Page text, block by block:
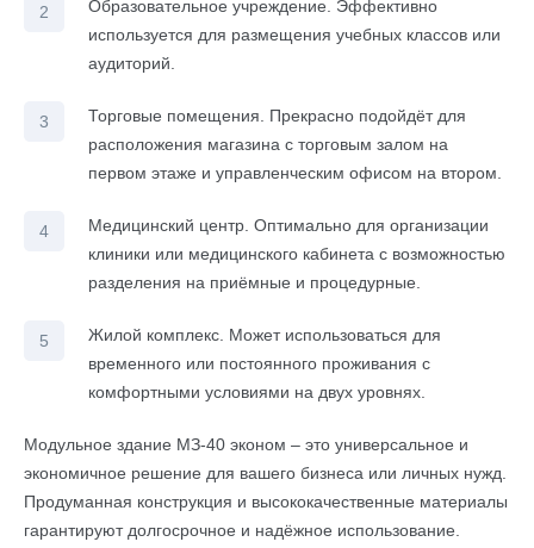
Образовательное учреждение. Эффективно
используется для размещения учебных классов или
аудиторий.
Торговые помещения. Прекрасно подойдёт для
расположения магазина с торговым залом на
первом этаже и управленческим офисом на втором.
Медицинский центр. Оптимально для организации
клиники или медицинского кабинета с возможностью
разделения на приёмные и процедурные.
Жилой комплекс. Может использоваться для
временного или постоянного проживания с
комфортными условиями на двух уровнях.
Модульное здание МЗ-40 эконом – это универсальное и
экономичное решение для вашего бизнеса или личных нужд.
Продуманная конструкция и высококачественные материалы
гарантируют долгосрочное и надёжное использование.